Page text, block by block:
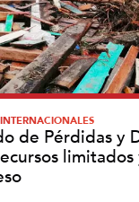
de Pérdidas y